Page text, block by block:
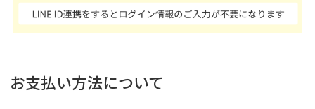
お支払い方法について